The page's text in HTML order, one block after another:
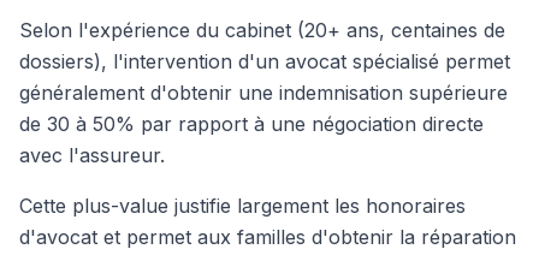
Selon l'expérience du cabinet (20+ ans, centaines de
dossiers), l'intervention d'un avocat spécialisé permet
généralement d'obtenir une indemnisation supérieure
de 30 à 50% par rapport à une négociation directe
avec l'assureur.
Cette plus-value justifie largement les honoraires
d'avocat et permet aux familles d'obtenir la réparation